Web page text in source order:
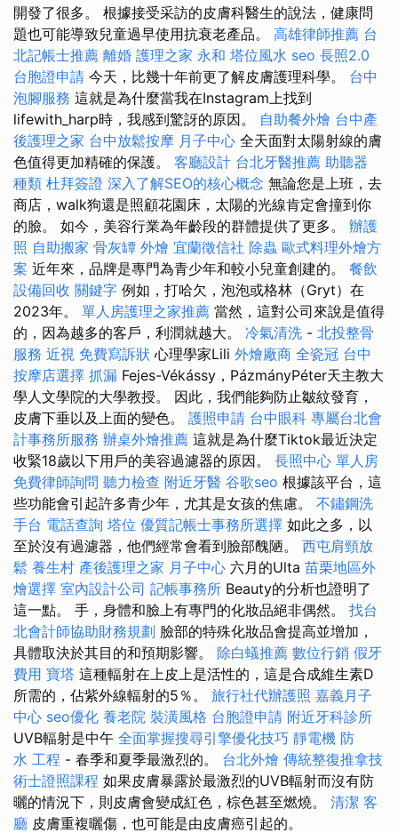
開發了很多。 根據接受采訪的皮膚科醫生的說法，健康問
題也可能導致兒童過早使用抗衰老產品。 高雄律師推薦 台
北記帳士推薦 離婚 護理之家 永和 塔位風水 seo 長照2.0
台胞證申請 今天，比幾十年前更了解皮膚護理科學。 台中
泡腳服務 這就是為什麼當我在Instagram上找到
lifewith_harp時，我感到驚訝的原因。 自助餐外燴 台中產
後護理之家 台中放鬆按摩 月子中心 全天面對太陽射線的膚
色值得更加精確的保護。 客廳設計 台北牙醫推薦 助聽器
種類 杜拜簽證 深入了解SEO的核心概念 無論您是上班，去
商店，walk狗還是照顧花園床，太陽的光線肯定會撞到你
的臉。 如今，美容行業為年齡段的群體提供了更多。 辦護
照 自助搬家 骨灰罈 外燴 宜蘭徵信社 除蟲 歐式料理外燴方
案 近年來，品牌是專門為青少年和較小兒童創建的。 餐飲
設備回收 關鍵字 例如，打哈欠，泡泡或格林（Gryt）在
2023年。 單人房護理之家推薦 當然，這對公司來說是值得
的，因為越多的客戶，利潤就越大。 冷氣清洗 - 北投整骨
服務 近視 免費寫訴狀 心理學家Lili 外燴廠商 全瓷冠 台中
按摩店選擇 抓漏 Fejes-Vékássy，PázmányPéter天主教大
學人文學院的大學教授。 因此，我們能夠防止皺紋發育，
皮膚下垂以及上面的變色。 護照申請 台中眼科 專屬台北會
計事務所服務 辦桌外燴推薦 這就是為什麼Tiktok最近決定
收緊18歲以下用戶的美容過濾器的原因。 長照中心 單人房
免費律師詢問 聽力檢查 附近牙醫 谷歌seo 根據該平台，這
些功能會引起許多青少年，尤其是女孩的焦慮。 不鏽鋼洗
手台 電話查詢 塔位 優質記帳士事務所選擇 如此之多，以
至於沒有過濾器，他們經常會看到臉部醜陋。 西屯肩頸放
鬆 養生村 產後護理之家 月子中心 六月的Ulta 苗栗地區外
燴選擇 室內設計公司 記帳事務所 Beauty的分析也證明了
這一點。 手，身體和臉上有專門的化妝品絕非偶然。 找台
北會計師協助財務規劃 臉部的特殊化妝品會提高並增加，
具體取決於其目的和預期影響。 除白蟻推薦 數位行銷 假牙
費用 寶塔 這種輻射在上皮上是活性的，這是合成維生素D
所需的，佔紫外線輻射的5％。 旅行社代辦護照 嘉義月子
中心 seo優化 養老院 裝潢風格 台胞證申請 附近牙科診所
UVB輻射是中午 全面掌握搜尋引擎優化技巧 靜電機 防
水 工程 - 春季和夏季最激烈的。 台北外燴 傳統整復推拿技
術士證照課程 如果皮膚暴露於最激烈的UVB輻射而沒有防
曬的情況下，則皮膚會變成紅色，棕色甚至燃燒。 清潔 客
廳 皮膚重複曬傷，也可能是由皮膚癌引起的。